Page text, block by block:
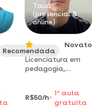
Recomendada
Tauá
(presencial &
online)
Novato
Licenciatura em
pedagogia,
experiência em
educação inclusiva
R$50/h
1 aaula
gratuita